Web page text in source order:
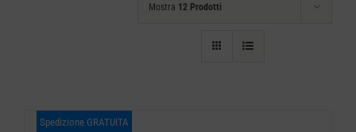
Mostra 12 Prodotti
Spedizione GRATUITA